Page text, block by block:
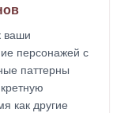
ваши
персонажей с
паттерны
как другие